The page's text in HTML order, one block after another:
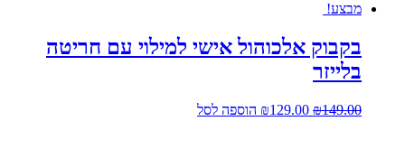
מבצע!
בקבוק אלכוהול אישי למילוי עם חריטה
בלייזר
₪149.00
המחיר ₪129.00
המחיר
הוספה לסל